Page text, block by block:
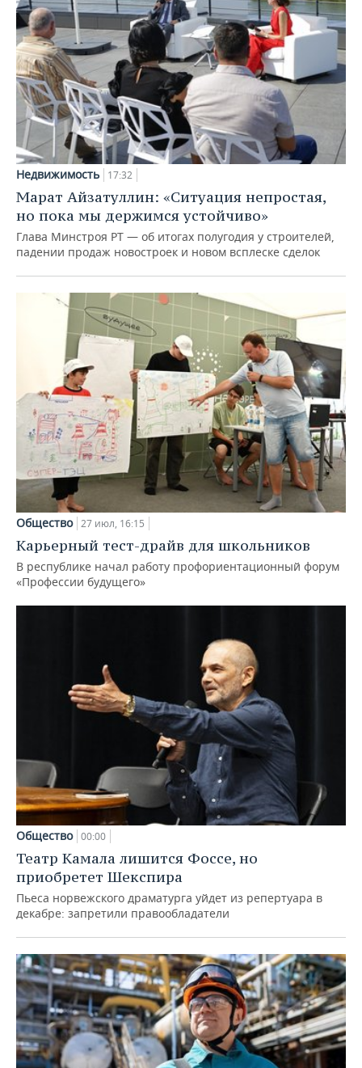
Недвижимость 17:32
Марат Айзатуллин: «Ситуация непростая,
но пока мы держимся устойчиво»
Глава Минстроя РТ — об итогах полугодия у строителей,
падении продаж новостроек и новом всплеске сделок
Общество 27 июл, 16:15
Карьерный тест-драйв для школьников
В республике начал работу профориентационный форум
«Профессии будущего»
Общество 00:00
Театр Камала лишится Фоссе, но
приобретет Шекспира
Пьеса норвежского драматурга уйдет из репертуара в
декабре: запретили правообладатели